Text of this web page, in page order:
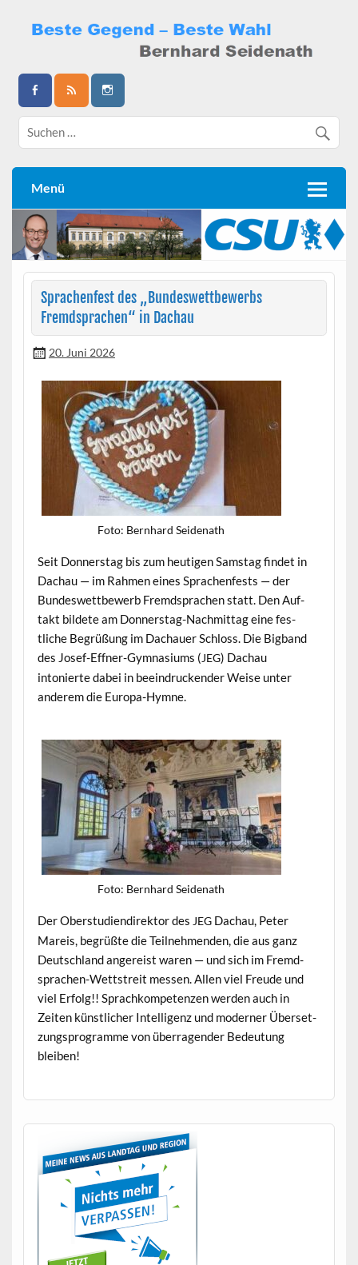
content
Bernhard Seidenath
Menü
Sprachenfest des „Bundeswettbewerbs
Fremdsprachen“ in Dachau
20. Juni 2026
Foto: Bern­hard Seidenath
Seit Don­ner­stag bis zum heuti­gen Sam­stag find­et in
Dachau — im Rah­men eines Sprachen­fests — der
Bun­deswet­tbe­werb Fremd­sprachen statt. Den Auf­
takt bildete am Don­ner­stag-Nach­mit­tag eine fes­
tliche Begrüßung im Dachauer Schloss. Die Big­band
des Josef-Effn­er-Gym­na­si­ums (JEG) Dachau
intonierte dabei in beein­druck­ender Weise unter
anderem die Europa-Hymne.
Foto: Bern­hard Seidenath
Der Ober­stu­di­endi­rek­tor des JEGDachau, Peter
Mareis, begrüßte die Teil­nehmenden, die aus ganz
Deutsch­land angereist waren — und sich im Fremd­
sprachen-Wettstre­it messen. Allen viel Freude und
viel Erfolg!! Sprachkom­pe­ten­zen wer­den auch in
Zeit­en kün­stlich­er Intel­li­genz und mod­ern­er Über­set­
zung­spro­gramme von über­ra­gen­der Bedeu­tung
bleiben!